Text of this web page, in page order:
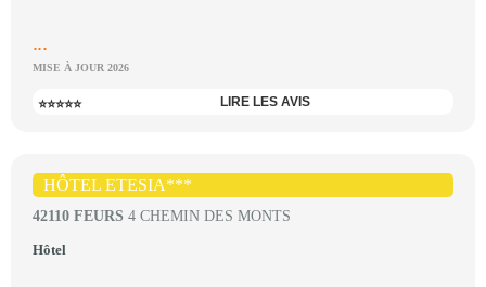
...
MISE À JOUR 2026
⭐⭐⭐⭐⭐ LIRE LES AVIS
HÔTEL ETESIA***
42110 FEURS 4 CHEMIN DES MONTS
Hôtel